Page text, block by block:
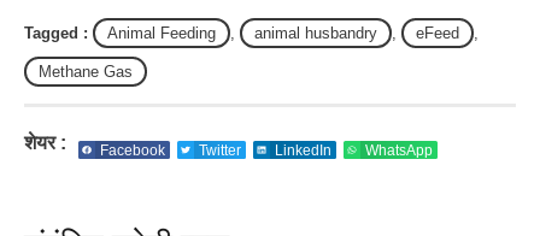
Tagged : Animal Feeding , animal husbandry , eFeed ,
Methane Gas
शेयर : Facebook Twitter LinkedIn WhatsApp